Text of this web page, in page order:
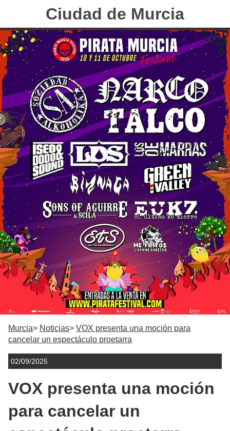
Ciudad de Murcia
Murcia Noticias
VOX presenta una moción para
cancelar un espectáculo proetarra
02/09/2025
VOX presenta una moción
para cancelar un